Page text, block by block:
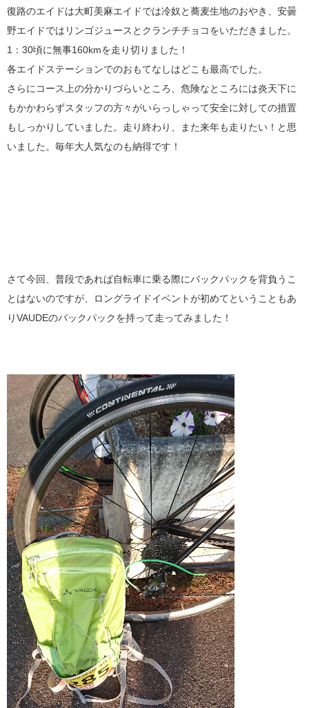
復路のエイドは大町美麻エイドでは冷奴と蕎麦生地のおやき、安曇
野エイドではリンゴジュースとクランチチョコをいただきました。
1：30頃に無事160kmを走り切りました！
各エイドステーションでのおもてなしはどこも最高でした。
さらにコース上の分かりづらいところ、危険なところには炎天下に
もかかわらずスタッフの方々がいらっしゃって安全に対しての措置
もしっかりしていました。走り終わり、また来年も走りたい！と思
いました。毎年大人気なのも納得です！
さて今回、普段であれば自転車に乗る際にバックパックを背負うこ
とはないのですが、ロングライドイベントが初めてということもあ
りVAUDEのバックパックを持って走ってみました！